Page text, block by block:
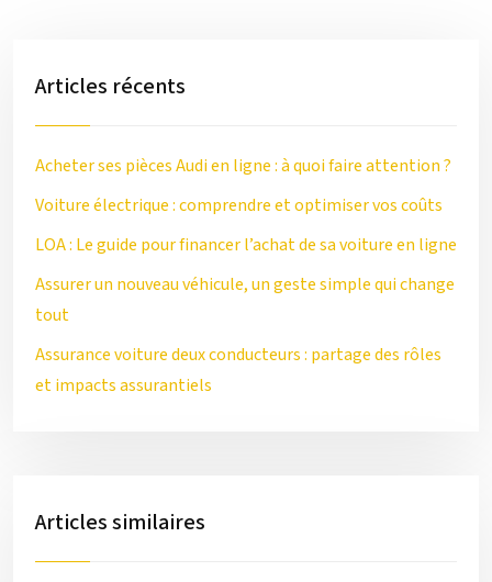
Articles récents
Acheter ses pièces Audi en ligne : à quoi faire attention ?
Voiture électrique : comprendre et optimiser vos coûts
LOA : Le guide pour financer l’achat de sa voiture en ligne
Assurer un nouveau véhicule, un geste simple qui change
tout
Assurance voiture deux conducteurs : partage des rôles
et impacts assurantiels
Articles similaires